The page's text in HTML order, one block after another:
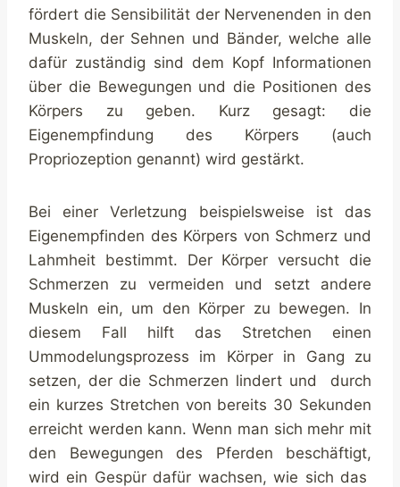
fördert die Sensibilität der Nervenenden in den
Muskeln, der Sehnen und Bänder, welche alle
dafür zuständig sind dem Kopf Informationen
über die Bewegungen und die Positionen des
Körpers zu geben. Kurz gesagt: die
Eigenempfindung des Körpers (auch
Propriozeption genannt) wird gestärkt.
Bei einer Verletzung beispielsweise ist das
Eigenempfinden des Körpers von Schmerz und
Lahmheit bestimmt. Der Körper versucht die
Schmerzen zu vermeiden und setzt andere
Muskeln ein, um den Körper zu bewegen. In
diesem Fall hilft das Stretchen einen
Ummodelungsprozess im Körper in Gang zu
setzen, der die Schmerzen lindert und durch
ein kurzes Stretchen von bereits 30 Sekunden
erreicht werden kann. Wenn man sich mehr mit
den Bewegungen des Pferden beschäftigt,
wird ein Gespür dafür wachsen, wie sich das